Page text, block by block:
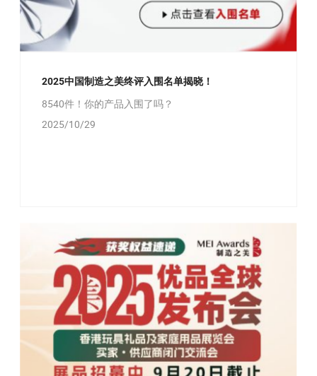
2025中国制造之美终评入围名单揭晓！
8540件！你的产品入围了吗？
2025/10/29